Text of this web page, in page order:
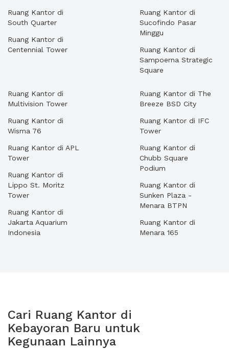
Ruang Kantor di
South Quarter
Ruang Kantor di
Centennial Tower
Ruang Kantor di
Sucofindo Pasar
Minggu
Ruang Kantor di
Sampoerna Strategic
Square
Ruang Kantor di
Multivision Tower
Ruang Kantor di
Wisma 76
Ruang Kantor di APL
Tower
Ruang Kantor di
Lippo St. Moritz
Tower
Ruang Kantor di
Jakarta Aquarium
Indonesia
Ruang Kantor di The
Breeze BSD City
Ruang Kantor di IFC
Tower
Ruang Kantor di
Chubb Square
Podium
Ruang Kantor di
Sunken Plaza -
Menara BTPN
Ruang Kantor di
Menara 165
Cari Ruang Kantor di
Kebayoran Baru untuk
Kegunaan Lainnya